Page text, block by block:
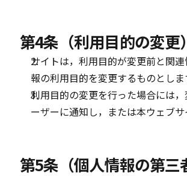
第4条（利用目的の変更）
サイトは，利用目的が変更前と関
報の利用目的を変更するものとしま
利用目的の変更を行った場合には
ーザーに通知し，または本ウェブサ
第5条（個人情報の第三